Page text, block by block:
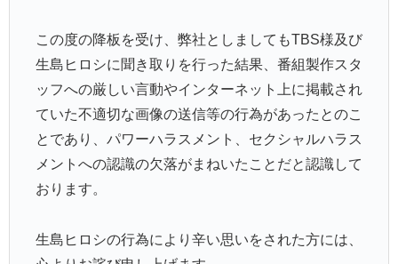
この度の降板を受け、弊社としましてもTBS様及び
生島ヒロシに聞き取りを行った結果、番組製作スタ
ッフへの厳しい言動やインターネット上に掲載され
ていた不適切な画像の送信等の行為があったとのこ
とであり、パワーハラスメント、セクシャルハラス
メントへの認識の欠落がまねいたことだと認識して
おります。
生島ヒロシの行為により辛い思いをされた方には、